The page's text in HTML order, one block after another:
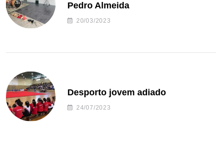
Pedro Almeida
20/03/2023
Desporto jovem adiado
24/07/2023